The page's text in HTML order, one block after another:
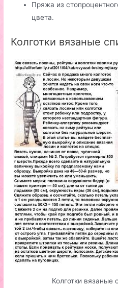
Пряжа из
цвета.
Колготки вязаные
Колготки вязаные